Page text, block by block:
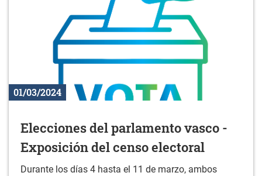
01/03/2024
Elecciones del parlamento vasco -
Exposición del censo electoral
Durante los días 4 hasta el 11 de marzo, ambos